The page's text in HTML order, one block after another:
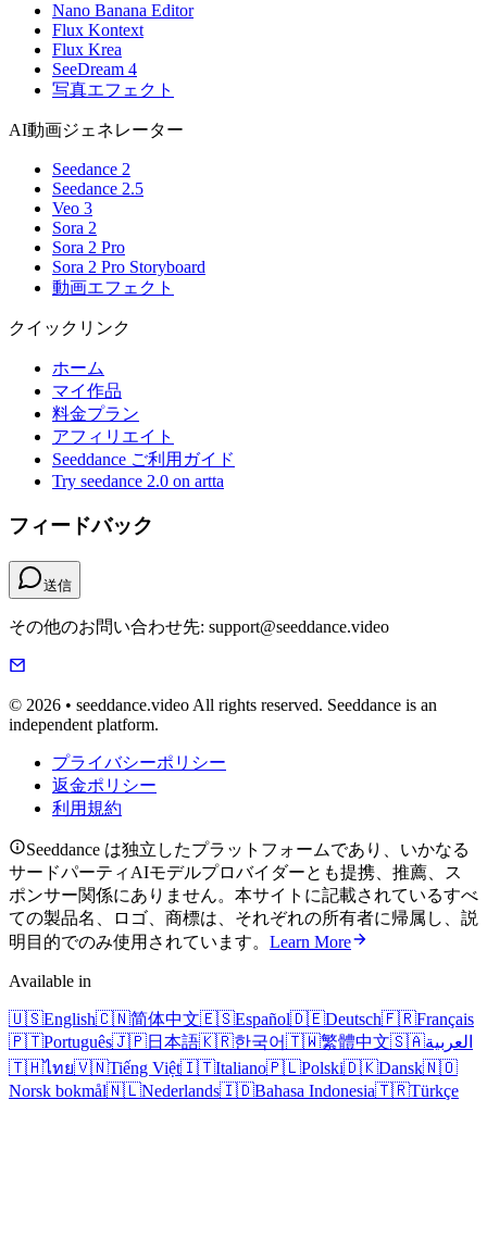
Nano Banana Editor
Flux Kontext
Flux Krea
SeeDream 4
写真エフェクト
AI動画ジェネレーター
Seedance 2
Seedance 2.5
Veo 3
Sora 2
Sora 2 Pro
Sora 2 Pro Storyboard
動画エフェクト
クイックリンク
ホーム
マイ作品
料金プラン
アフィリエイト
Seeddance ご利用ガイド
Try seedance 2.0 on artta
フィードバック
送信
その他のお問い合わせ先: support@seeddance.video
© 2026 • seeddance.video All rights reserved. Seeddance is an
independent platform.
プライバシーポリシー
返金ポリシー
利用規約
Seeddance は独立したプラットフォームであり、いかなる
サードパーティAIモデルプロバイダーとも提携、推薦、ス
ポンサー関係にありません。本サイトに記載されているすべ
ての製品名、ロゴ、商標は、それぞれの所有者に帰属し、説
明目的でのみ使用されています。 Learn More
Available in
🇺🇸English🇨🇳简体中文🇪🇸Español🇩🇪Deutsch🇫🇷Français
🇵🇹Português🇯🇵日本語🇰🇷한국어🇹🇼繁體中文🇸🇦العربية
🇹🇭ไทย🇻🇳Tiếng Việt🇮🇹Italiano🇵🇱Polski🇩🇰Dansk🇳🇴
Norsk bokmål🇳🇱Nederlands🇮🇩Bahasa Indonesia🇹🇷Türkçe